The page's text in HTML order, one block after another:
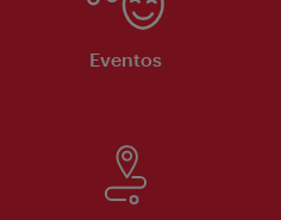
Eventos